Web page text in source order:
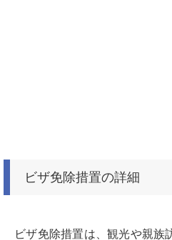
ビザ免除措置の詳細
ビザ免除措置は、観光や親族